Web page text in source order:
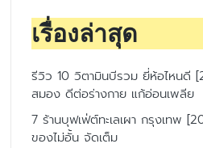
เรื่องล่าสุด
รีวิว 10 วิตามินบีรวม ยี่ห้อไหนดี
สมอง ดีต่อร่างกาย แก้อ่อนเพลีย
7 ร้านบุฟเฟ่ต์ทะเลเผา กรุงเทพ
ของไม่อั้น จัดเต็ม